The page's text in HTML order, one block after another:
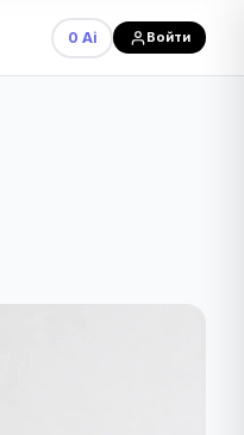
0 Ai Войти